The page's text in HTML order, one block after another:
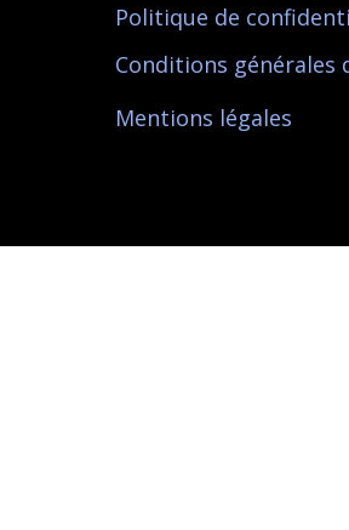
Politique de
Conditions générales
Mentions légales